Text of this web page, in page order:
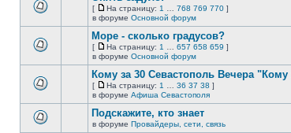
непрочитанных
сообщений.
этой
непрочитанных
сообщений.
[
На
страницу
На страницу: 1 768 769 770 ]
в форуме Основной форум
этой
непрочитанных
сообщений.
Море - сколько градусов?
[
На
страницу
На страницу: 1 657 658 659 ]
в форуме Основной форум
этой
Кому за 30 Севастополь Вечера "Кому
[
На
страницу
На страницу: 1 36 37 38 ]
в форуме Афиша Севастополя
Подскажите, кто знает
в форуме Провайдеры, сети, связь